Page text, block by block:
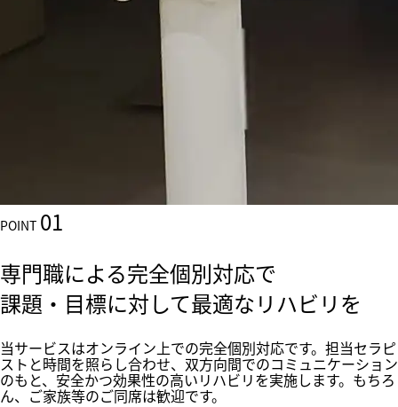
POINT 01
専門職による完全個別対応で
課題・目標に対して最適なリハビリを
当サービスはオンライン上での完全個別対応です。担当セラピ
ストと時間を照らし合わせ、双方向間でのコミュニケーション
のもと、安全かつ効果性の高いリハビリを実施します。もちろ
ん、ご家族等のご同席は歓迎です。